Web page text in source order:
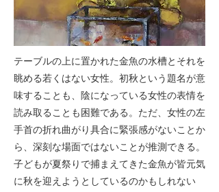
テーブルの上に置かれた金魚の水槽とそれを
眺める若くはない女性。初秋という題名が意
味することも、陰になっている女性の表情を
読み取ることも困難である。ただ、女性の左
手首の折れ曲がり具合に緊張感がないことか
ら、深刻な場面ではないことが推測できる。
子どもが夏祭りで捕まえてきた金魚が皆元気
に秋を迎えようとしているのかもしれない